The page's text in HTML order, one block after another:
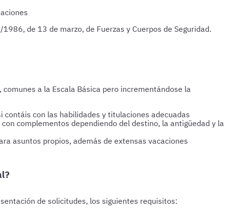
de 13 de marzo, de Fuerzas y Cuerpos de Seguridad.
a la Escala Básica pero incrementándose la
con las habilidades y titulaciones adecuadas
complementos dependiendo del destino, la antigüedad y la
asuntos propios, además de extensas vacaciones
de solicitudes, los siguientes requisitos: